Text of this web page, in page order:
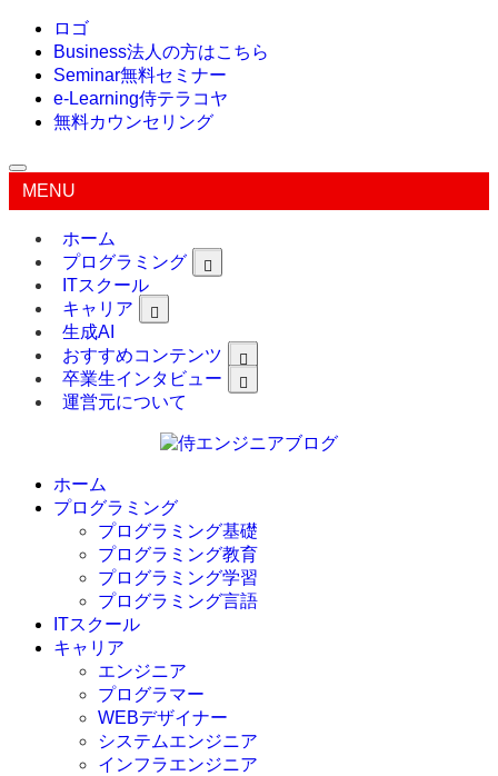
ロゴ
Business法人の方はこちら
Seminar無料セミナー
e-Learning侍テラコヤ
無料カウンセリング
MENU
ホーム
プログラミング
ITスクール
キャリア
生成AI
おすすめコンテンツ
卒業生インタビュー
運営元について
ホーム
プログラミング
プログラミング基礎
プログラミング教育
プログラミング学習
プログラミング言語
C言語
C#
VBA
Go言語
Kotlin
Java
ITスクール
キャリア
エンジニア
プログラマー
WEBデザイナー
システムエンジニア
インフラエンジニア